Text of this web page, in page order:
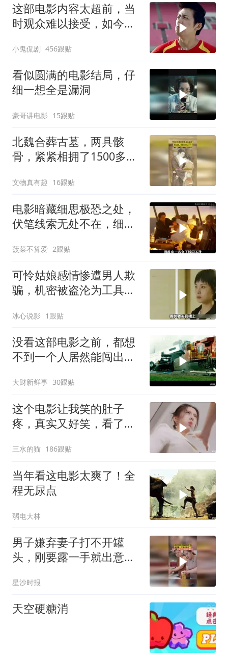
这部电影内容太超前，当
时观众难以接受，如今却
小鬼侃剧 456跟贴
看似圆满的电影结局，仔
细一想全是漏洞
豪哥讲电影 15跟贴
北魏合葬古墓，两具骸
骨，紧紧相拥了1500多
生死与时间
文物真有趣 16跟贴
电影暗藏细思极恐之处，
伏笔线索无处不在，细节
菠菜不算爱 2跟贴
可怜姑娘感情惨遭男人欺
骗，机密被盗沦为工具
冰心说影 1跟贴
没看这部电影之前，都想
不到一个人居然能闯出这
大财新鲜事 30跟贴
这个电影让我笑的肚子
疼，真实又好笑，看了三
三水的猫 186跟贴
当年看这电影太爽了！全
程无尿点
弱电大林
男子嫌弃妻子打不开罐
头，刚要露一手就出意外
夫妻相了
星沙时报
天空硬糖消